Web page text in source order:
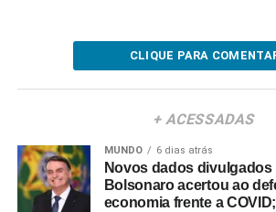
CLIQUE PARA
+ ACESSADAS
MUNDO 6 dias atrás
Novos dados divulgados
Bolsonaro acertou ao
economia frente a